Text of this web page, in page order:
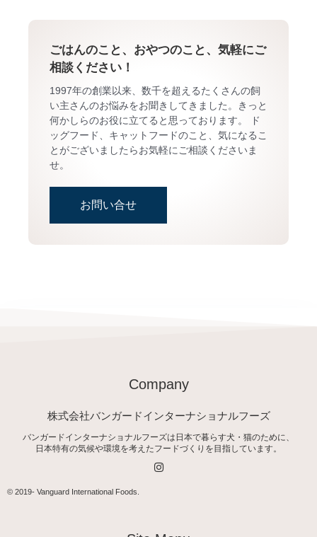
ごはんのこと、おやつのこと、気軽にご
相談ください！
1997年の創業以来、数千を超えるたくさんの飼
い主さんのお悩みをお聞きしてきました。きっと
何かしらのお役に立てると思っております。 ド
ッグフード、キャットフードのこと、気になるこ
とがございましたらお気軽にご相談くださいま
せ。
お問い合せ
Company
株式会社バンガードインターナショナルフーズ
バンガードインターナショナルフーズは日本で暮らす犬・猫のために、
日本特有の気候や環境を考えたフードづくりを目指しています。
I
n
a
© 2019- Vanguard International Foods